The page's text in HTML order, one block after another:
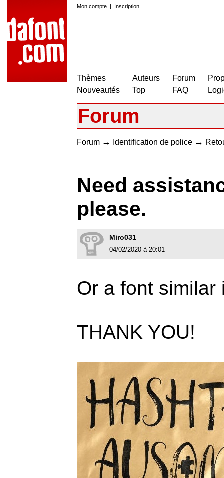
Mon compte | Inscription
Thèmes
Nouveautés
Auteurs
Top
Forum
FAQ
Forum
Forum → Identification de police →
Need
please.
Miro031
04/02/2020 à 20:01
Or a font similar
THANK YOU!